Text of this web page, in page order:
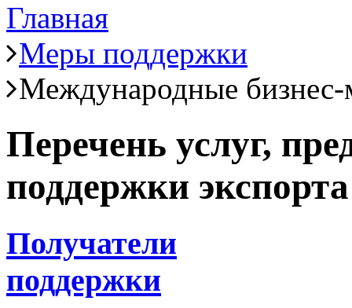
Главная
Меры поддержки
Международные бизнес-
Перечень услуг,
поддержки
Получатели
поддержки